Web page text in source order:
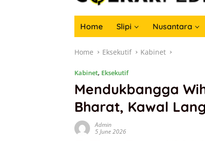
Home Slipi Nusantara
Home Eksekutif Kabinet
Kabinet, Eksekutif
Mendukbangga
Bharat, Kawal
Admin
5 June 2026